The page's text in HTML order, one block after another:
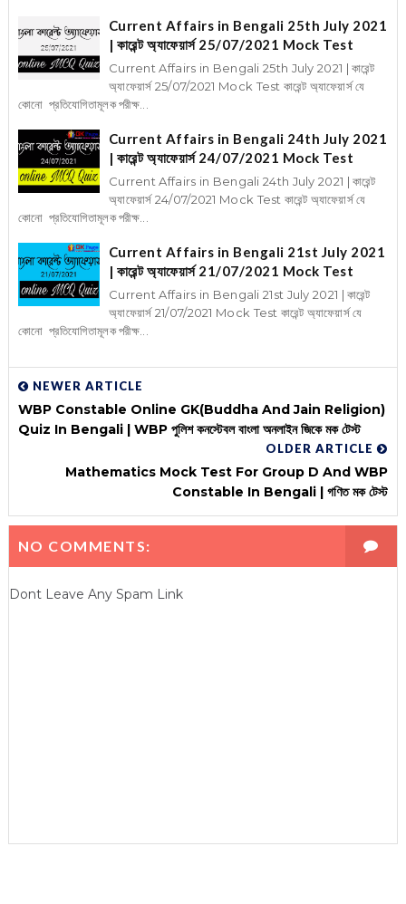
Current Affairs in Bengali 25th July 2021
| কারেন্ট অ্যাফেয়ার্স 25/07/2021 Mock Test
Current Affairs in Bengali 25th July 2021 | কারেন্ট
অ্যাফেয়ার্স 25/07/2021 Mock Test কারেন্ট অ্যাফেয়ার্স যে
কোনো প্রতিযোগিতামূলক পরীক্ষ...
Current Affairs in Bengali 24th July 2021
| কারেন্ট অ্যাফেয়ার্স 24/07/2021 Mock Test
Current Affairs in Bengali 24th July 2021 | কারেন্ট
অ্যাফেয়ার্স 24/07/2021 Mock Test কারেন্ট অ্যাফেয়ার্স যে
কোনো প্রতিযোগিতামূলক পরীক্ষ...
Current Affairs in Bengali 21st July 2021
| কারেন্ট অ্যাফেয়ার্স 21/07/2021 Mock Test
Current Affairs in Bengali 21st July 2021 | কারেন্ট
অ্যাফেয়ার্স 21/07/2021 Mock Test কারেন্ট অ্যাফেয়ার্স যে
কোনো প্রতিযোগিতামূলক পরীক্ষ...
NEWER ARTICLE
WBP Constable Online GK(Buddha And Jain Religion)
Quiz In Bengali | WBP পুলিশ কনস্টেবল বাংলা অনলাইন জিকে মক টেস্ট
OLDER ARTICLE
Mathematics Mock Test For Group D And WBP
Constable In Bengali | গণিত মক টেস্ট
NO COMMENTS:
Dont Leave Any Spam Link